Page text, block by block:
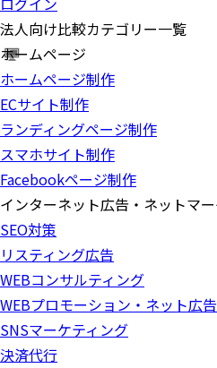
法人向け比較カテゴリー一覧
ホームページ
ホームページ制作
ECサイト制作
ランディングページ制作
スマホサイト制作
Facebookページ制作
インターネット広告・ネットマ
SEO対策
リスティング広告
WEBコンサルティング
WEBプロモーション・ネット広告
SNSマーケティング
決済代行